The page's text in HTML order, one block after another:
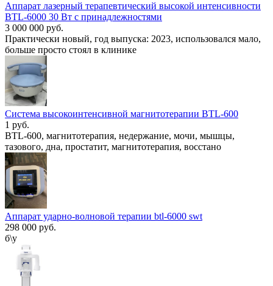
Аппарат лазерный терапевтический высокой интенсивности
BTL-6000 30 Вт с принадлежностями
3 000 000 руб.
Практически новый, год выпуска: 2023, использовался мало,
больше просто стоял в клинике
Система высокоинтенсивной магнитотерапии BTL-600
1 руб.
BTL-600, магнитотерапия, недержание, мочи, мышцы,
тазового, дна, простатит, магнитотерапия, восстано
Аппарат ударно-волновой терапии btl-6000 swt
298 000 руб.
б\у